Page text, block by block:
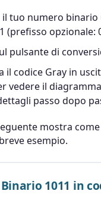
il tuo numero binario
(prefisso opzionale:
pulsante di
il codice Gray in
vedere il
passo dopo
mostra
esempio.
1011 in